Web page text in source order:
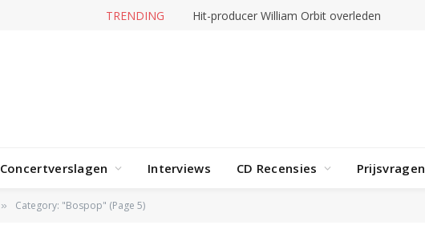
TRENDING Hit-producer William Orbit overleden
Concertverslagen Interviews CD Recensies Prijsvragen
» Category: "Bospop" (Page 5)